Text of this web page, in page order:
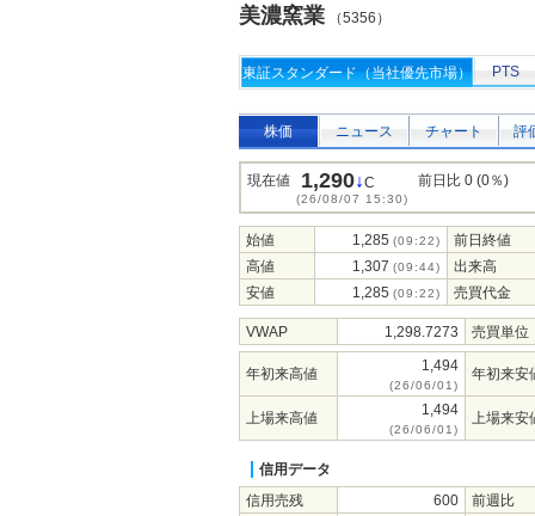
美濃窯業 （5356）
東証スタンダード（当社優先市場） PTS
株価 ニュース チャート 評
現在値 1,290↓C
(26/08/07 15:30)
前日比 0 (0％)
始値 1,285 (09:22)
前日終値
高値
1,307 (09:44)
出来高
安値
1,285 (09:22) 売買代金
VWAP 1,298.7273 売買単位
年初来高値 1,494
(26/06/01)
年初来安
上場来高値 1,494
(26/06/01)
上場来安
信用データ
信用売残
600
前週比